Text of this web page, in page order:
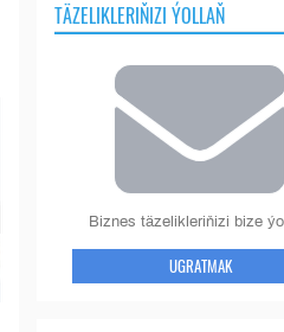
TÄZELIKLERIŇIZI ÝOLLAŇ
Biznes täzelikleriňizi bize
UGRATMAK